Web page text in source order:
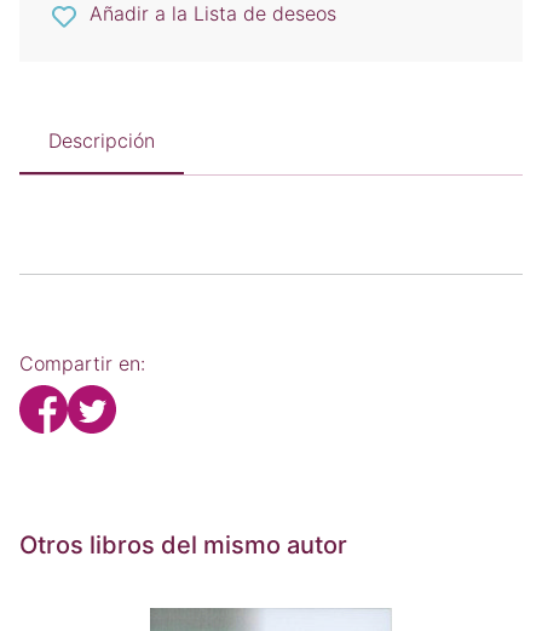
Añadir a la Lista de deseos
Descripción
Compartir en:
Otros libros del mismo autor